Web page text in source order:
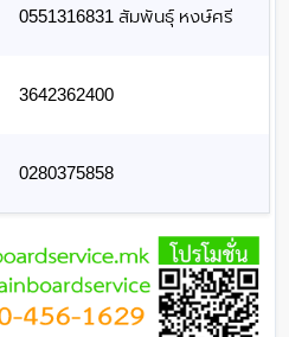
0551316831 สัมพันธุ์ หงษ์ศรี
3642362400
0280375858